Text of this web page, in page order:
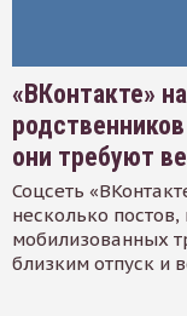
«ВКонтакте»
они требуют
Соцсеть
несколько
мобилизованных
близким отпуск и